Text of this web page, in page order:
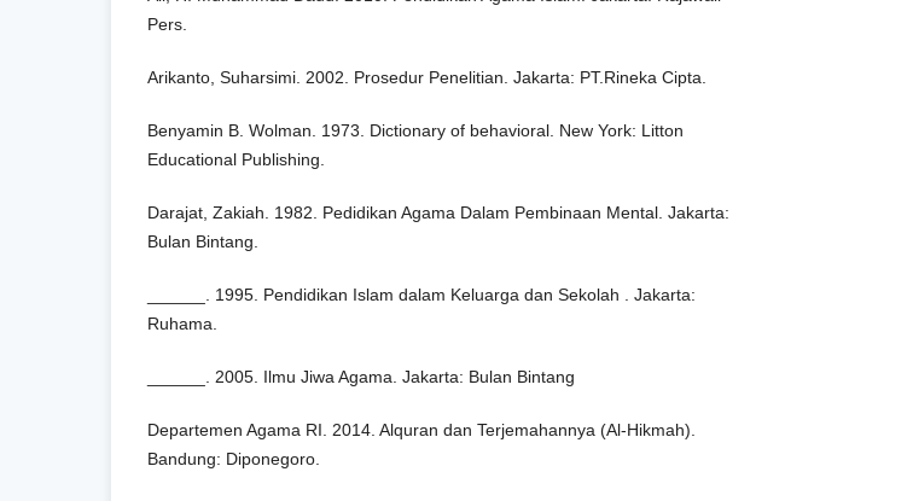
Pers.
Arikanto, Suharsimi. 2002. Prosedur Penelitian. Jakarta: PT.Rineka Cipta.
Benyamin B. Wolman. 1973. Dictionary of behavioral. New York: Litton
Educational Publishing.
Darajat, Zakiah. 1982. Pedidikan Agama Dalam Pembinaan Mental. Jakarta:
Bulan Bintang.
______. 1995. Pendidikan Islam dalam Keluarga dan Sekolah . Jakarta:
Ruhama.
______. 2005. Ilmu Jiwa Agama. Jakarta: Bulan Bintang
Departemen Agama RI. 2014. Alquran dan Terjemahannya (Al-Hikmah).
Bandung: Diponegoro.